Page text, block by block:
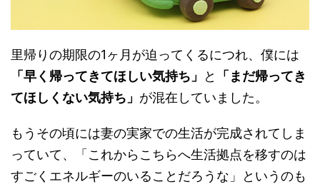
里帰りの期限の1ヶ月が迫ってくるにつれ、僕には
「早く帰ってきてほしい気持ち」
と
「まだ帰ってき
てほしくない気持ち」 が混在していました。
もうその頃には妻の実家での生活が完成されてしま
っていて、「これからこちらへ生活拠点を移すのは
すごくエネルギーのいることだろうな」というのも